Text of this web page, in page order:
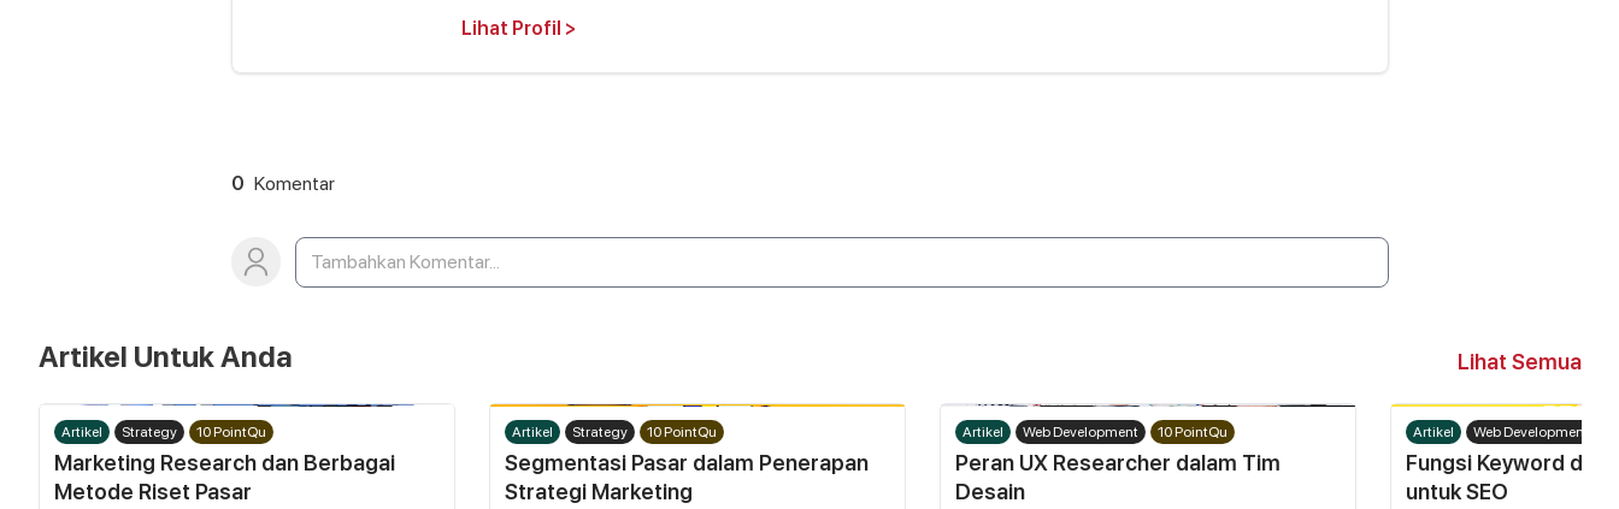
Lihat Profil >
0 Komentar
Artikel Untuk Anda Lihat Semua
Artikel Strategy 10 PointQu
Marketing Research dan Berbagai
Metode Riset Pasar
Artikel Strategy 10 PointQu
Segmentasi Pasar dalam Penerapan
Strategi Marketing
Artikel Web Development 10 PointQu
Peran UX Researcher dalam Tim
Desain
Artikel Web Development
Fungsi Keyword dan
untuk SEO